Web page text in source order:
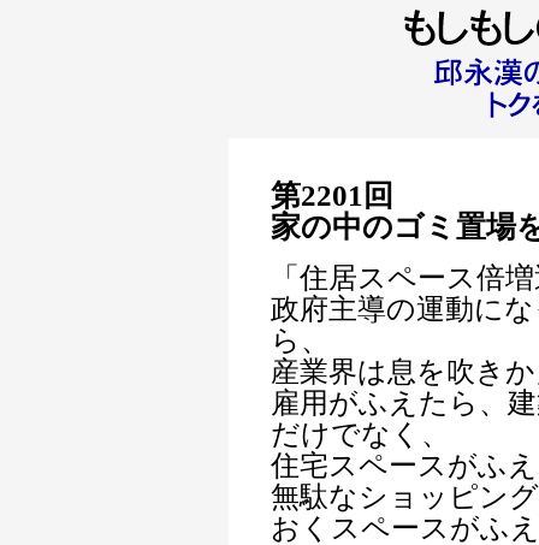
第2201回
家の中のゴミ置場
「住居スペース倍
政府主導の運動に
ら、
産業界は息を吹き
雇用がふえたら、
だけでなく、
住宅スペースがふ
無駄なショッピン
おくスペースがふ